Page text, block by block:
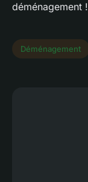
déménagement !
Déménagement